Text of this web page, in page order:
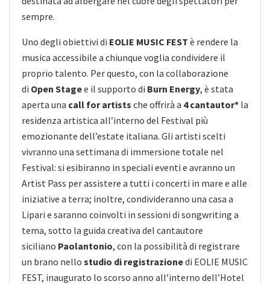
sempre.
Uno degli obiettivi di EOLIE MUSIC FEST è rendere la
musica accessibile a chiunque voglia condividere il
proprio talento. Per questo, con la collaborazione
di Open Stagee il supporto di Burn Energy, è stata
aperta una call for artists che offrirà a 4 cantautor* la
residenza artistica all’interno del Festival più
emozionante dell’estate italiana. Gli artisti scelti
vivranno una settimana di immersione totale nel
Festival: si esibiranno in speciali eventi e avranno un
Artist Pass per assistere a tutti i concerti in mare e alle
iniziative a terra; inoltre, condivideranno una casa a
Lipari e saranno coinvolti in sessioni di songwriting a
tema, sotto la guida creativa del cantautore
siciliano Paolantonio, con la possibilità di registrare
un brano nello studio di registrazionedi EOLIE MUSIC
FEST, inaugurato lo scorso anno all’interno dell’Hotel